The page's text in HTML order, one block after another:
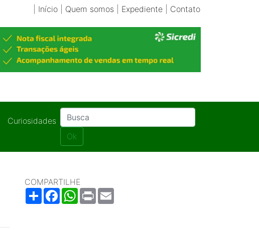
Início| Quem somos Expediente| Contato
Curiosidades
Ok
COMPARTILHE
ShareFacebookWhatsApp
Print